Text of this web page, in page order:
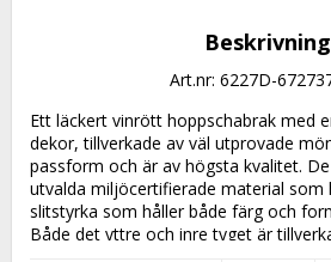
Beskrivning
Art.nr: 6227D-
Ett läckert vinrött hoppschabrak med
dekor, tillverkade av väl utprovade
passform och är av högsta kvalitet.
utvalda miljöcertifierade material som
slitstyrka som håller både färg och
Både det yttre och inre tyget är